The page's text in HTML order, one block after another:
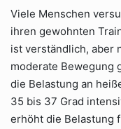
Viele Menschen
ihren gewohnten
ist verständlich, aber
moderate Bewegung
die Belastung an
35 bis 37 Grad
erhöht die Belastung